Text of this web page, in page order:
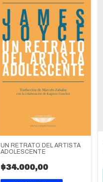
UN RETRATO DEL ARTISTA
ADOLESCENTE
$34.000,00